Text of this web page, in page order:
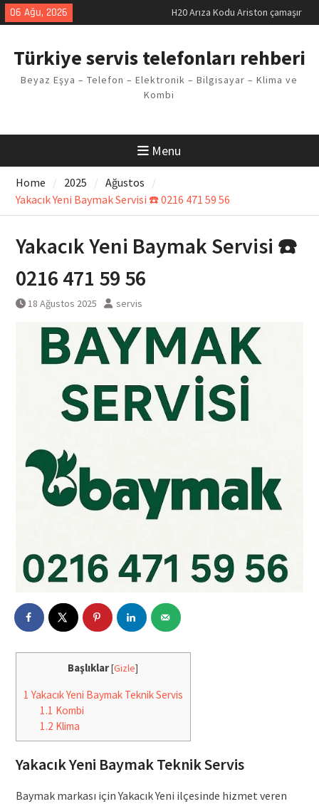
Skip
to
06 Ağu, 2026
H20 Arıza Kodu Ariston çamaşır
makinesi Sorunu
Arçelik buzdolabı F5 Hatası
Vaillant çamaşır makinesi E03
Arıza Kodu
Türkiye servis telefonları rehberi
Beyaz Eşya – Telefon – Elektronik – Bilgisayar – Klima ve
Kombi
Menu
Home 2025
Ağustos
Yakacık Yeni Baymak Servisi ☎️ 0216 471 59 56
Yakacık Yeni Baymak Servisi ☎️
0216 471 59 56
18 Ağustos 2025 servis
Başlıklar [Gizle]
1 Yakacık Yeni Baymak Teknik Servis
1.1 Kombi
1.2 Klima
Yakacık Yeni Baymak Teknik Servis
Baymak markası için Yakacık Yeni ilçesinde hizmet veren